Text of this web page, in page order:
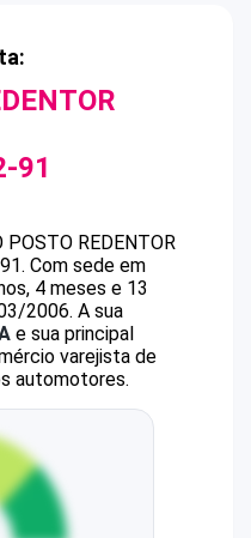
91
POSTO REDENTOR
. Com sede em
4 meses e 13
2006. A sua
e sua principal
varejista de
automotores.